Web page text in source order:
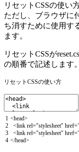
リセットCSSの使い
ただし、ブラウザに
ち消すために使用す
ます。
リセットCSSが
の順番で記述します。
リセットCSSの使い方
1
2
3
4
<head>
<link rel="stylesheet" href=
<link rel="stylesheet" href=
</head>